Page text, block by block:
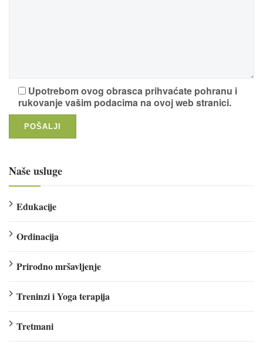
Upotrebom ovog obrasca prihvaćate pohranu i
rukovanje vašim podacima na ovoj web stranici.
Naše usluge
Edukacije
Ordinacija
Prirodno mršavljenje
Treninzi i Yoga terapija
Tretmani